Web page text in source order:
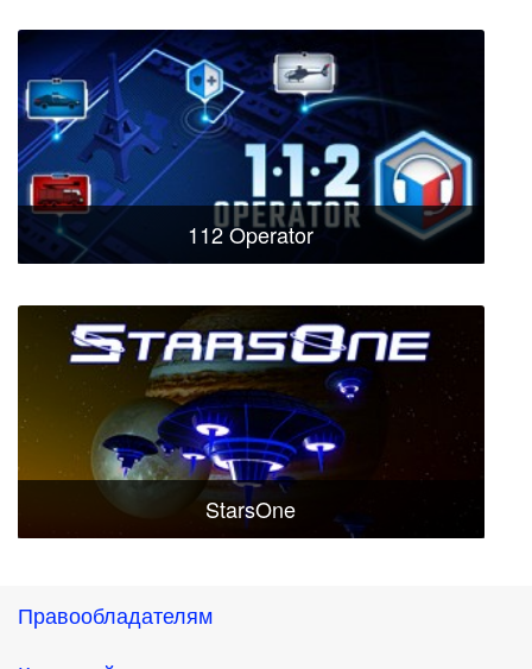
112 Operator
StarsOne
Правообладателям